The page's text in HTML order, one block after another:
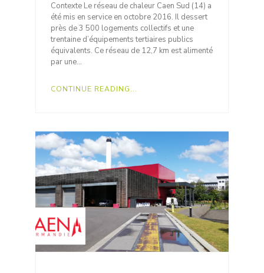
Contexte Le réseau de chaleur Caen Sud (14) a
été mis en service en octobre 2016. Il dessert
près de 3 500 logements collectifs et une
trentaine d’équipements tertiaires publics
équivalents. Ce réseau de 12,7 km est alimenté
par une…
CONTINUE READING...